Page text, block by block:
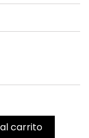
carrito